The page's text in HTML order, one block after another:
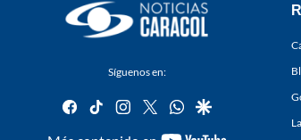
Síguenos en:
facebook
tiktok instagram
twitterwhatsapp
google